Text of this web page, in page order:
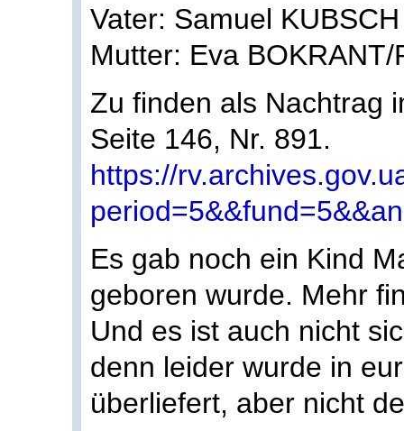
Vater: Samuel KUBSCH
Mutter: Eva BOKRANT/
Zu finden als Nachtrag
Seite 146, Nr. 891.
https://
Es gab noch ein Kind
geboren wurde. Mehr
Und es ist auch nicht
denn leider wurde in
überliefert, aber nicht